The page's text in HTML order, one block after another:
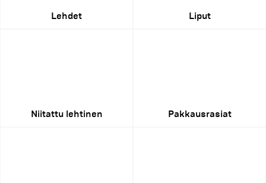
Lehdet Liput
Niitattu lehtinen Pakkausrasiat